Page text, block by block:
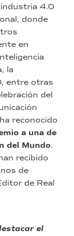
industria 4.0
donde
en
la
entre otras
del
reconocido
a una de
del Mundo.
recibido
de
de Real
el